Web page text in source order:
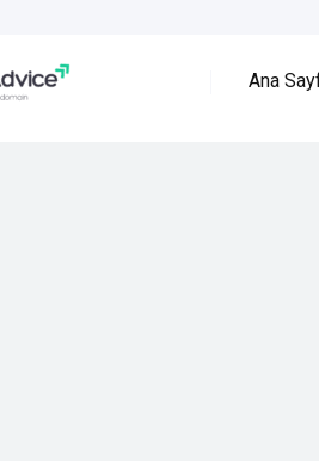
Ana